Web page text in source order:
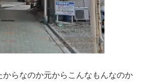
からなのか元からこんなもんなのか